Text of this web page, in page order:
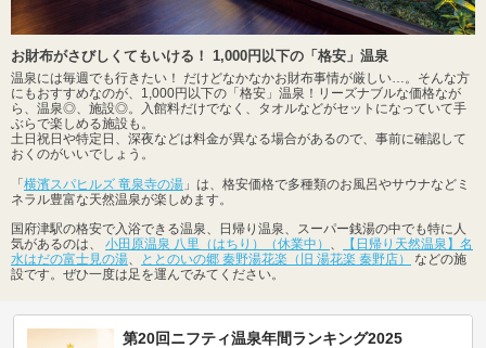
お財布がさびしくてもいける！ 1,000円以下の「格安」温泉
温泉には毎週でも行きたい！ だけどなかなかお財布事情が厳しい…。そんな方
にもおすすめなのが、1,000円以下の「格安」温泉！リーズナブルな価格なが
ら、温泉◎、施設◎。入館料だけでなく、タオルなどがセットになっていて手
ぶらで楽しめる施設も。
土日祝日や特定日、深夜などは料金が異なる場合があるので、事前に確認して
おくのがいいでしょう。
「 横濱スパヒルズ 竜泉寺の湯 」は、格安価格で多種類のお風呂やサウナなどミ
ネラル豊富な天然温泉が楽しめます。
国府津駅の格安で入浴できる温泉、日帰り温泉、スーパー銭湯の中でも特に人
気があるのは、 小田原温泉 八里（はちり）（休業中） 、
【日帰り天然温泉】名
水はだの富士見の湯、 ととのいの郷 秦野湯花楽（旧 湯花楽 秦野店）
などの施
設です。ぜひ一度は足を運んでみてください。
第20回ニフティ温泉年間ランキング2025